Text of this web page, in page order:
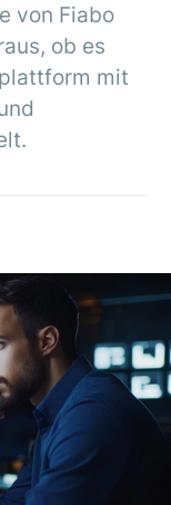
von Fiabo
ob es
mit